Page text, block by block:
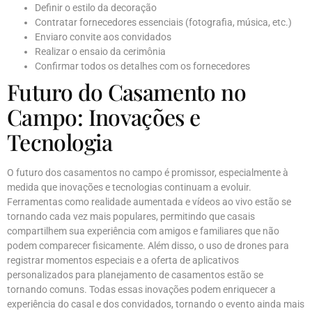
Definir o estilo da decoração
Contratar fornecedores essenciais (fotografia, música, etc.)
Enviaro convite aos convidados
Realizar o ensaio da cerimônia
Confirmar todos os detalhes com os fornecedores
Futuro do Casamento no
Campo: Inovações e
Tecnologia
O futuro dos casamentos no campo é promissor, especialmente à
medida que inovações e tecnologias continuam a evoluir.
Ferramentas como realidade aumentada e vídeos ao vivo estão se
tornando cada vez mais populares, permitindo que casais
compartilhem sua experiência com amigos e familiares que não
podem comparecer fisicamente. Além disso, o uso de drones para
registrar momentos especiais e a oferta de aplicativos
personalizados para planejamento de casamentos estão se
tornando comuns. Todas essas inovações podem enriquecer a
experiência do casal e dos convidados, tornando o evento ainda mais